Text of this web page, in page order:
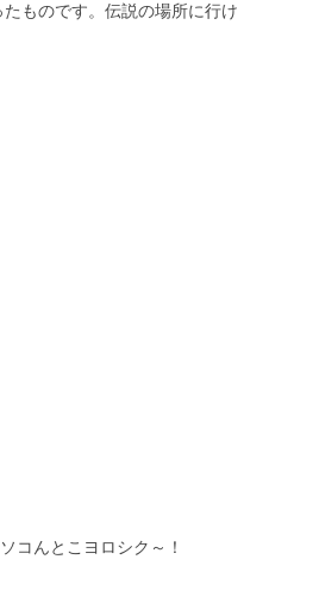
ものです。伝説の場所に行け
コんとこヨロシク～！